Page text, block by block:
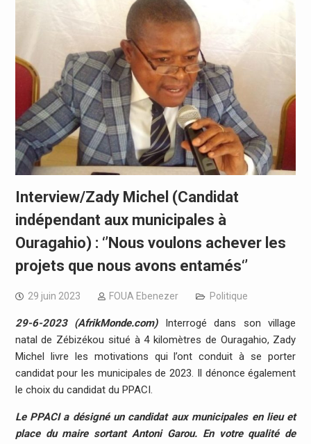
Interview/Zady Michel (Candidat
indépendant aux municipales à
Ouragahio) : ‘’Nous voulons achever les
projets que nous avons entamés‘’
29 juin 2023 FOUA Ebenezer Politique
29-6-2023 (AfrikMonde.com)Interrogé dans son village
natal de Zébizékou situé à 4 kilomètres de Ouragahio, Zady
Michel livre les motivations qui l’ont conduit à se porter
candidat pour les municipales de 2023. Il dénonce également
le choix du candidat du PPACI.
Le PPACI a désigné un candidat aux municipales en lieu et
place du maire sortant Antoni Garou. En votre qualité de